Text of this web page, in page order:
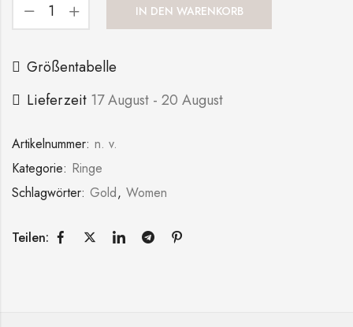
IN DEN WARENKORB
Größentabelle
Lieferzeit 17 August - 20 August
Artikelnummer: n. v.
Kategorie: Ringe
Schlagwörter: Gold, Women
Teilen: